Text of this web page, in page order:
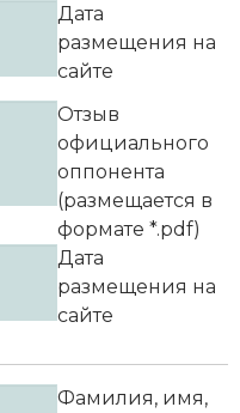
Дата
размещения на
сайте
Отзыв
официального
оппонента
(размещается в
формате *.pdf)
Дата
размещения на
сайте
Фамилия, имя,